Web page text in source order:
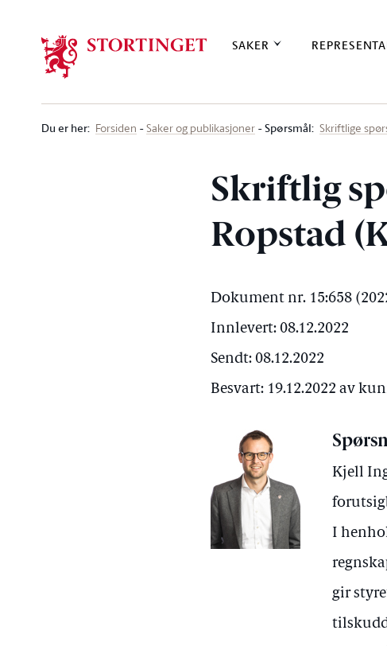
SAKER
Du er her: Forsiden Saker og publikasjoner Spørsmål: Skriftlige
Skriftlig
Ropstad
Dokument nr. 15:658
Innlevert: 08.12.2022
Sendt: 08.12.2022
Besvart: 19.12.2022 av
Kjell
I
gir